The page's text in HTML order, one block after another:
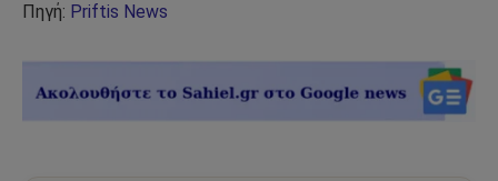
Πηγή: Priftis News